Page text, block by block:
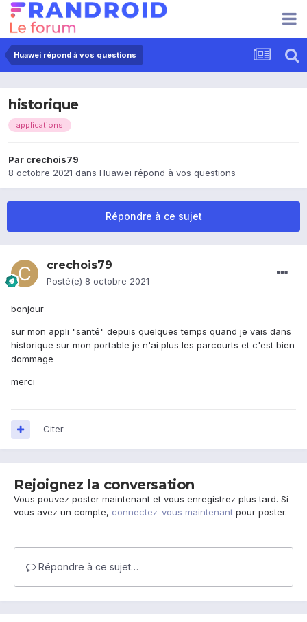
Huawei répond à vos questions
historique
applications
Par crechois79
8 octobre 2021 dans Huawei répond à vos questions
Répondre à ce sujet
crechois79
Posté(e) 8 octobre 2021
bonjour
sur mon appli "santé" depuis quelques temps quand je vais dans
historique sur mon portable je n'ai plus les parcourts et c'est bien
dommage
merci
Citer
Rejoignez la conversation
Vous pouvez poster maintenant et vous enregistrez plus tard. Si
vous avez un compte, connectez-vous maintenant pour poster.
Répondre à ce sujet…